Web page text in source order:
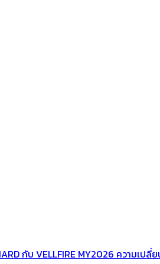
กับ VELLFIRE MY2026 ความเปลี่